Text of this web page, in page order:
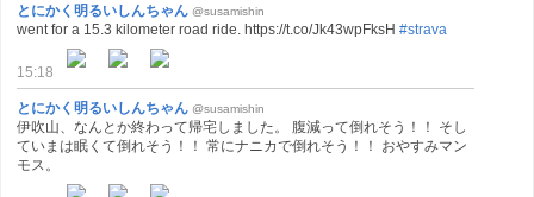
とにかく明るいしんちゃん @susamishin
went for a 15.3 kilometer road ride. https://t.co/Jk43wpFksH #strava
15:18
とにかく明るいしんちゃん @susamishin
伊吹山、なんとか終わって帰宅しました。 腹減って倒れそう！！ そし
ていまは眠くて倒れそう！！ 常にナニカで倒れそう！！ おやすみマン
モス。